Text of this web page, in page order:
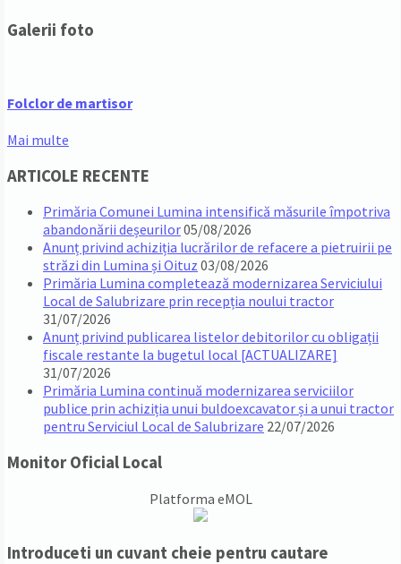
Galerii foto
Folclor de martisor
Mai multe
ARTICOLE RECENTE
Primăria Comunei Lumina intensifică măsurile împotriva
abandonării deșeurilor05/08/2026
Anunț privind achiziția lucrărilor de refacere a pietruirii pe
străzi din Lumina și Oituz 03/08/2026
Primăria Lumina completează modernizarea Serviciului
Local de Salubrizare prin recepția noului tractor
31/07/2026
Anunț privind publicarea listelor debitorilor cu obligații
fiscale restante la bugetul local [ACTUALIZARE]
31/07/2026
Primăria Lumina continuă modernizarea serviciilor
publice prin achiziția unui buldoexcavator și a unui tractor
pentru Serviciul Local de Salubrizare 22/07/2026
Monitor Oficial Local
Platforma eMOL
Introduceti un cuvant cheie pentru cautare